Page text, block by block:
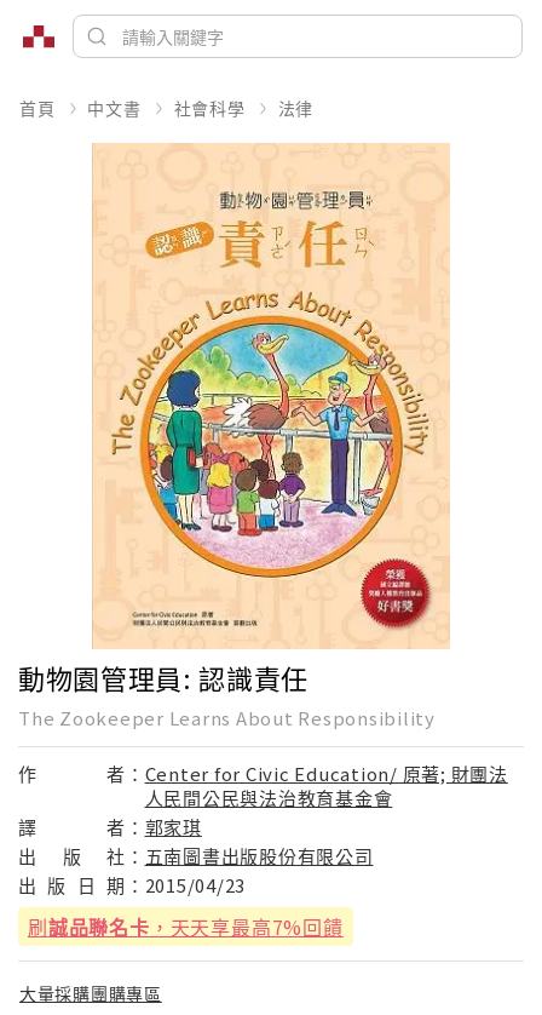
首頁 中文書 社會科學 法律
動物園管理員: 認識責任
The Zookeeper Learns About Responsibility
作 者： Center for Civic Education/ 原著; 財團法
人民間公民與法治教育基金會
譯
者： 郭家琪
出
版 社： 五南圖書出版股份有限公司
出 版 日 期： 2015/04/23
刷誠品聯名卡 ，天天享最高7%回饋
大量採購團購專區